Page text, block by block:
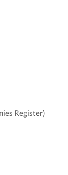
Register)